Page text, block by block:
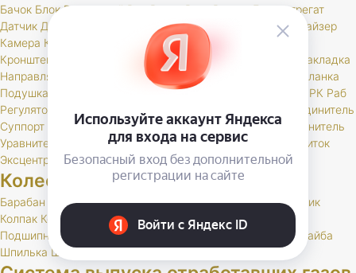
Бачок Блок Вакуумный Вал Вилка Винт Втулка
Гидроагрегат
Датчик Держатель Жгут Жидкость
Иммобилайзер
Камера Клапан Колодка Колодки Колпачок
Кронштейн
Манжета Маслоотражатель
Накладка
Направляющая
Опора Опорный
Планка
Подушка
Проставка РК Раб
Регулятор
Соединитель
Суппорт
Тормоз Тормоза Тройник Трос Трубка Тяга
Удлинитель
Уравнитель
Цилиндр Чехол Шайба Шланг Штуцер
Щиток
Эксцентрик
Колеса и шины
Барабан Брызговик Буфер Гайка Держатель Диск Золотник
Колпак Колпачок Кольцо Кронштейн
Маслоотражатель
Подшипник
Прокладка РК Стержень
Шайба
Шпилька Штуцер